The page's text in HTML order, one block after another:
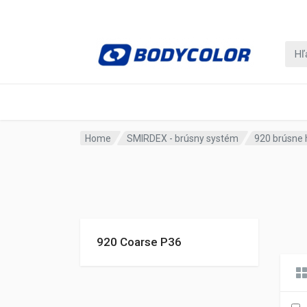
Home SMIRDEX - brúsny systém 920 brúsne
920 Coarse P36